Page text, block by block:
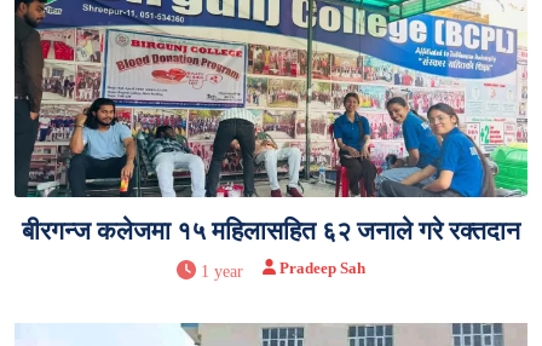
बीरगन्ज कलेजमा १५ महिलासहित ६२ जनाले गरे रक्तदान
1 year Pradeep Sah